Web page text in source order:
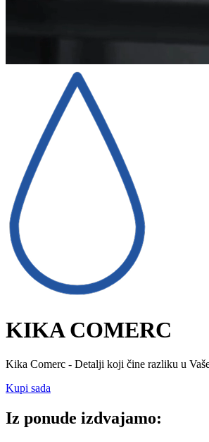
KIKA COMERC
Kika Comerc - Detalji koji čine razliku u
Kupi sada
Iz ponude izdvajamo: